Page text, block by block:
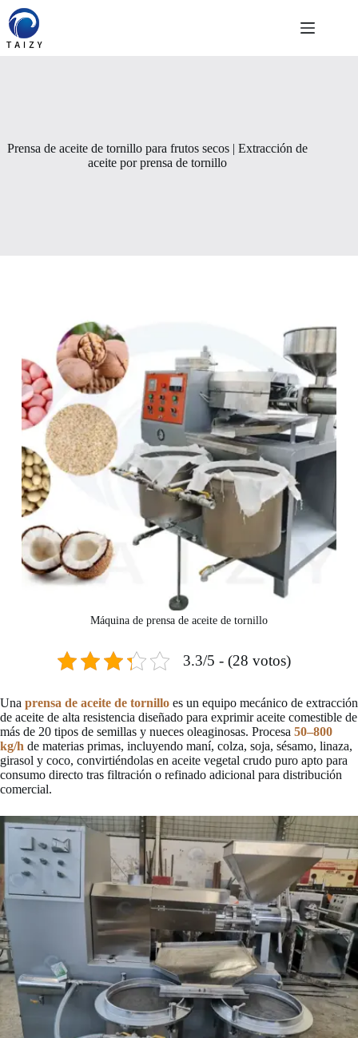
Saltar
contenido
Prensa de aceite de tornillo para frutos secos | Extracción de
aceite por prensa de tornillo
Máquina de prensa de aceite de tornillo
3.3/5 - (28 votos)
Una prensa de aceite de tornillo es un equipo mecánico de extracción
de aceite de alta resistencia diseñado para exprimir aceite comestible de
más de 20 tipos de semillas y nueces oleaginosas. Procesa 50–800
kg/h de materias primas, incluyendo maní, colza, soja, sésamo, linaza,
girasol y coco, convirtiéndolas en aceite vegetal crudo puro apto para
consumo directo tras filtración o refinado adicional para distribución
comercial.